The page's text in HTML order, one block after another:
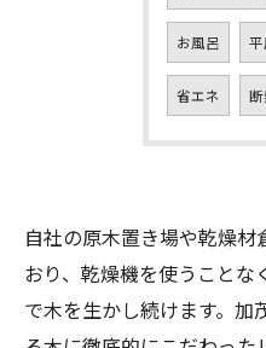
お風呂 平
省エネ
自社の原木置き場や乾燥
おり、乾燥機を使うことな
で木を生かし続けます。加